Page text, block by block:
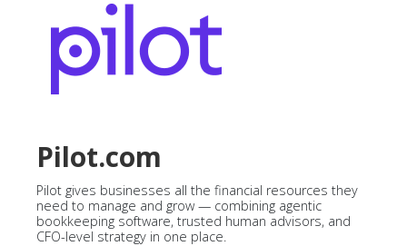
Pilot.com
Pilot gives businesses all the financial resources they
need to manage and grow — combining agentic
bookkeeping software, trusted human advisors, and
CFO-level strategy in one place.